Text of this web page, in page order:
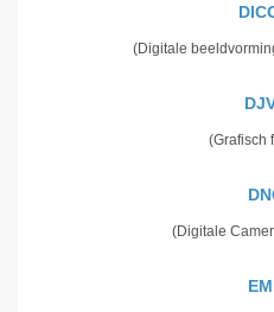
(Digitale
(Grafisch
(Digitale